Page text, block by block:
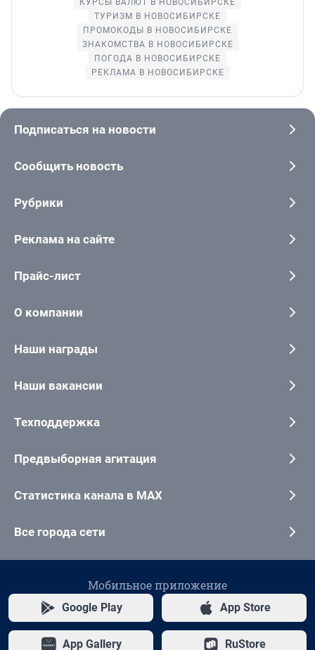
КУРСЫ ВАЛЮТ В НОВОСИБИРСКЕ
ТУРИЗМ В НОВОСИБИРСКЕ
ПРОМОКОДЫ В НОВОСИБИРСКЕ
ЗНАКОМСТВА В НОВОСИБИРСКЕ
ПОГОДА В НОВОСИБИРСКЕ
РЕКЛАМА В НОВОСИБИРСКЕ
Подписаться на новости
Сообщить новость
Рубрики
Реклама на сайте
Прайс-лист
О компании
Наши награды
Наши вакансии
Техподдержка
Предвыборная агитация
Статистика канала в MAX
Все города сети
Мобильное приложение
Google Play App Store
App Gallery RuStore